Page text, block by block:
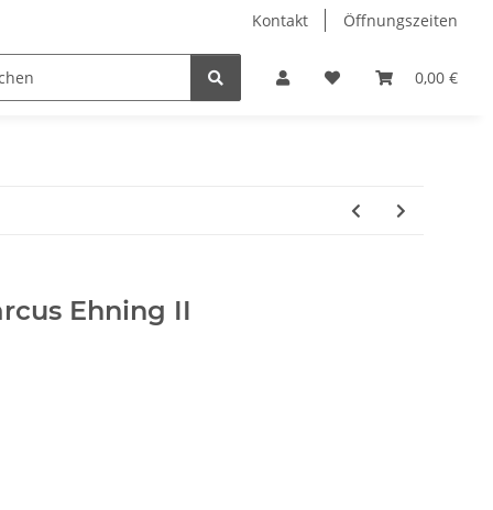
Kontakt Öffnungszeiten
0,00 €
Hobby Horse Dienstleistungen Geschenkartikel &
Ehning II